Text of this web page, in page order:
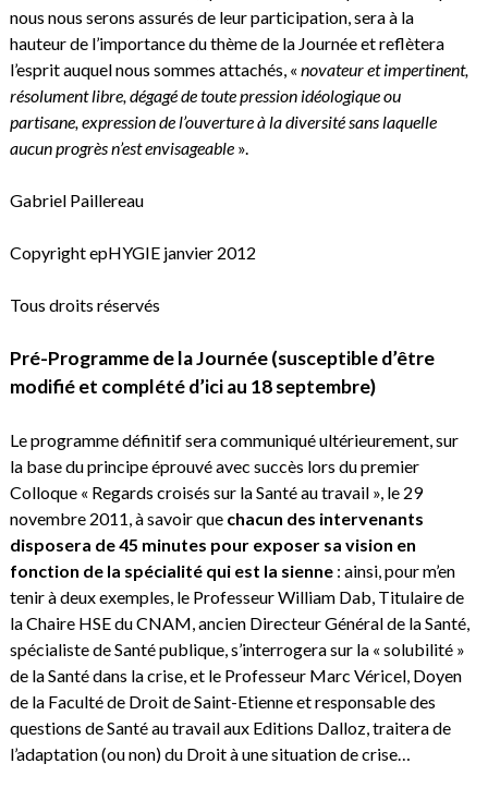
nous nous serons assurés de leur participation, sera à la
hauteur de l’importance du thème de la Journée et reflètera
l’esprit auquel nous sommes attachés, « novateur et impertinent,
résolument libre, dégagé de toute pression idéologique ou
partisane, expression de l’ouverture à la diversité sans laquelle
aucun progrès n’est envisageable».
Gabriel Paillereau
Copyright epHYGIE janvier 2012
Tous droits réservés
Pré-Programme de la Journée (susceptible d’être
modifié et complété d’ici au 18 septembre)
Le programme définitif sera communiqué ultérieurement, sur
la base du principe éprouvé avec succès lors du premier
Colloque « Regards croisés sur la Santé au travail », le 29
novembre 2011, à savoir que chacun des intervenants
disposera de 45 minutes pour exposer sa vision en
fonction de la spécialité qui est la sienne: ainsi, pour m’en
tenir à deux exemples, le Professeur William Dab, Titulaire de
la Chaire HSE du CNAM, ancien Directeur Général de la Santé,
spécialiste de Santé publique, s’interrogera sur la « solubilité »
de la Santé dans la crise, et le Professeur Marc Véricel, Doyen
de la Faculté de Droit de Saint-Etienne et responsable des
questions de Santé au travail aux Editions Dalloz, traitera de
l’adaptation (ou non) du Droit à une situation de crise…